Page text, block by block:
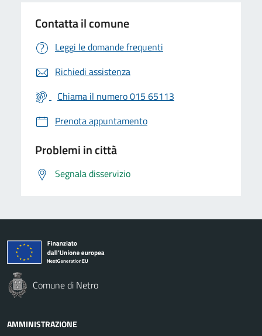
Contatta il comune
Leggi le domande frequenti
Richiedi assistenza
Chiama il numero 015 65113
Prenota appuntamento
Problemi in città
Segnala disservizio
Comune di Netro
AMMINISTRAZIONE